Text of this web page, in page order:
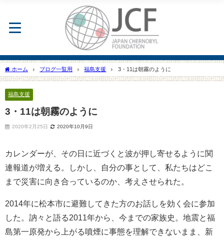
ホーム ブログ一覧用 福島支援 3・11は朝霧のように
福島支援
3・11は朝霧のように
2020年2月25日 2020年10月9日
カレンダーが、その日に近づくと波が押し寄せるように関
連報道が増える。しかし、自分の事として、私たちはどこ
まで災害に向き合っているのか、考えさせられた。
2014年に松本市に避難してきた方のお話しを効く会に参加
した。訥々と語る2011年から、今までの家族史。地震と福
島第一原発から上がる噴煙に事態を理解できないまま、新